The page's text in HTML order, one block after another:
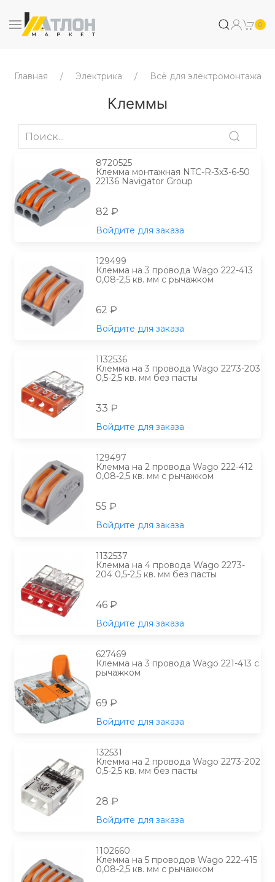
0
Главная Электрика Всё для электромонтажа
Клеммы
8720525
Клемма монтажная NTC-R-3x3-6-50
22136 Navigator Group
82 ₽
Войдите для заказа
129499
Клемма на 3 провода Wago 222-413
0,08-2,5 кв. мм с рычажком
62 ₽
Войдите для заказа
1132536
Клемма на 3 провода Wago 2273-203
0,5-2,5 кв. мм без пасты
33 ₽
Войдите для заказа
129497
Клемма на 2 провода Wago 222-412
0,08-2,5 кв. мм с рычажком
55 ₽
Войдите для заказа
1132537
Клемма на 4 провода Wago 2273-
204 0,5-2,5 кв. мм без пасты
46 ₽
Войдите для заказа
627469
Клемма на 3 провода Wago 221-413 с
рычажком
69 ₽
Войдите для заказа
132531
Клемма на 2 провода Wago 2273-202
0,5-2,5 кв. мм без пасты
28 ₽
Войдите для заказа
1102660
Клемма на 5 проводов Wago 222-415
0,08-2,5 кв. мм с рычажком